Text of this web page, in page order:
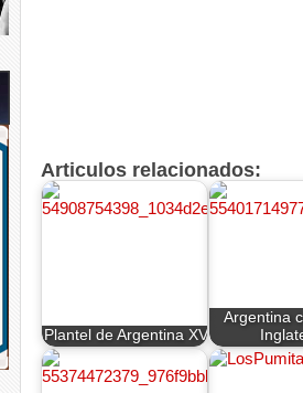
Articulos relacionados:
Plantel de Argentina XV
Argentina